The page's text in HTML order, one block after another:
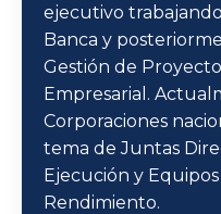
ejecutivo
Banca y
Gestión de
Empresarial.
Corporaciones
tema de Juntas
Ejecución y
Rendimiento.